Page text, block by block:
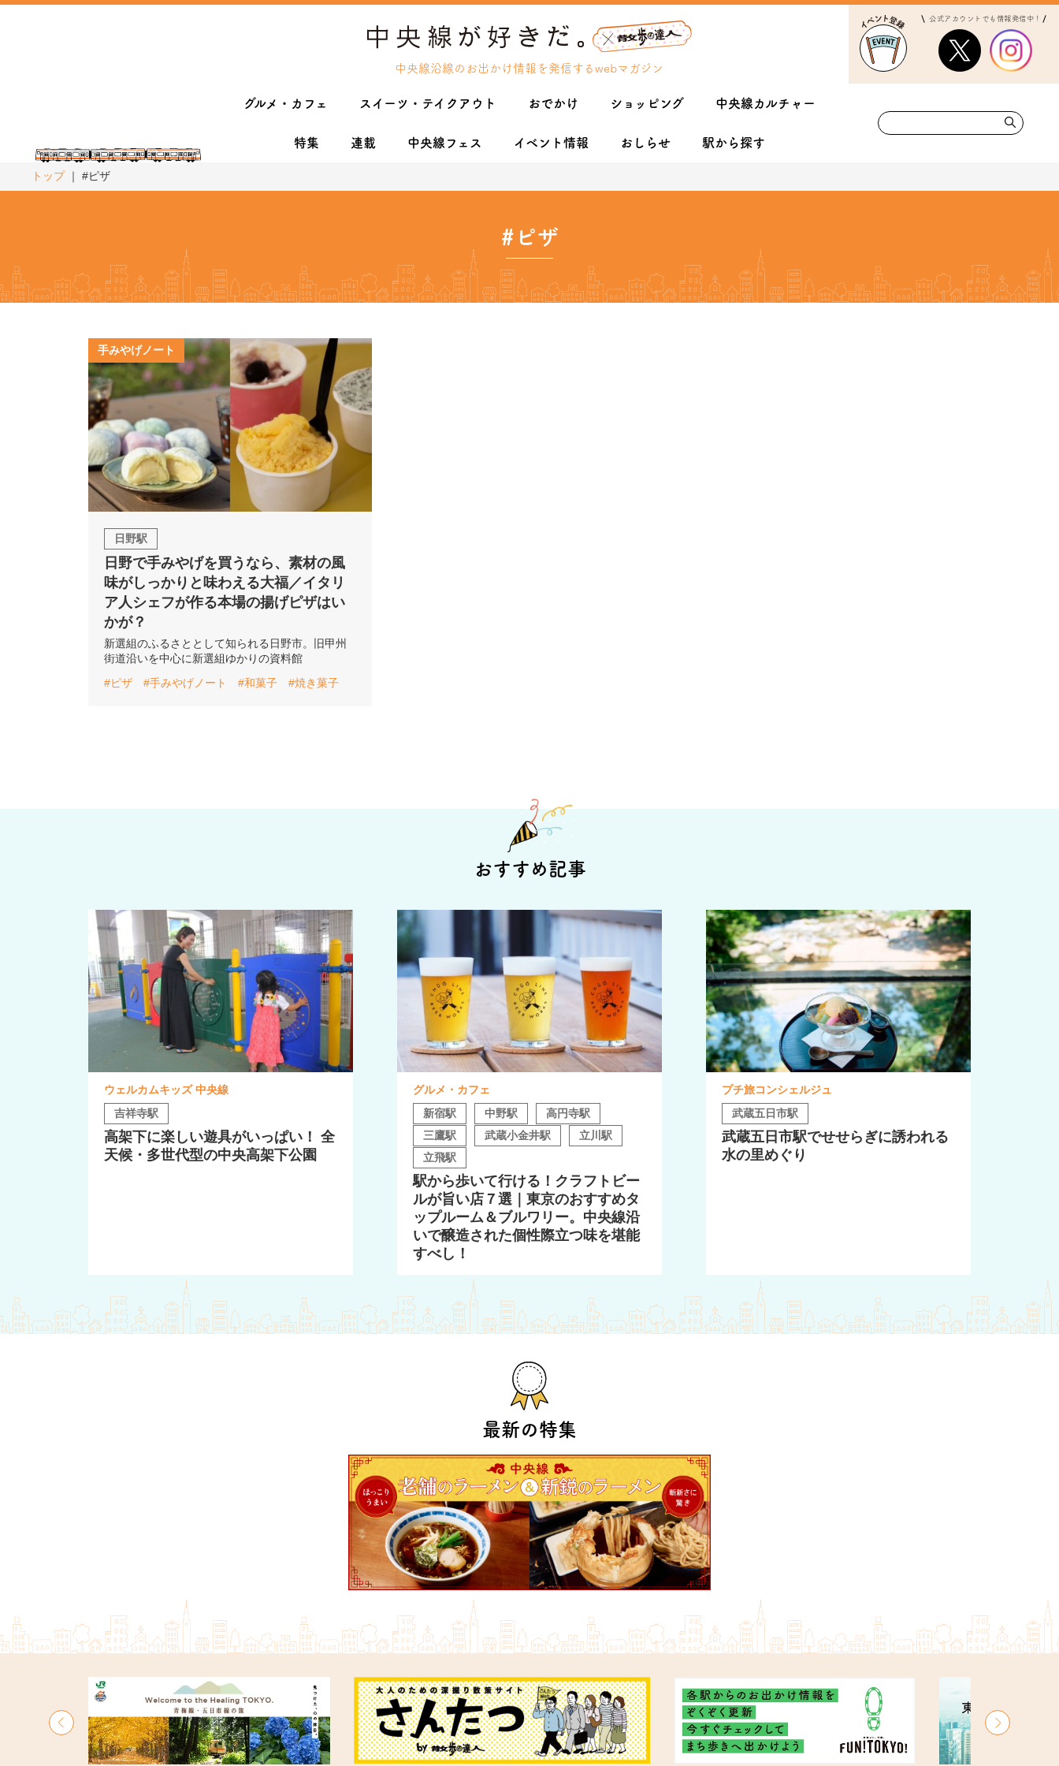
中央線沿線のお出かけ情報を発信するwebマガジン
公式アカウントでも情報発信中！
グルメ・カフェ スイーツ・テイクアウト おでかけ ショッピング 中央線カルチャー
特集 連載 中央線フェス イベント情報 おしらせ 駅から探す
トップ #ピザ
#ピザ
手みやげノート
日野駅
日野で手みやげを買うなら、素材の風
味がしっかりと味わえる大福／イタリ
ア人シェフが作る本場の揚げピザはい
かが？
新選組のふるさととして知られる日野市。旧甲州
街道沿いを中心に新選組ゆかりの資料館
#ピザ
#手みやげノート #和菓子 #焼き菓子
おすすめ記事
ウェルカムキッズ 中央線
吉祥寺駅
高架下に楽しい遊具がいっぱい！ 全
天候・多世代型の中央高架下公園
グルメ・カフェ
新宿駅
中野駅
高円寺駅
三鷹駅
武蔵小金井駅
立川駅
立飛駅
駅から歩いて行ける！クラフトビー
ルが旨い店７選｜東京のおすすめタ
ップルーム＆ブルワリー。中央線沿
いで醸造された個性際立つ味を堪能
すべし！
プチ旅コンシェルジュ
武蔵五日市駅
武蔵五日市駅でせせらぎに誘われる
水の里めぐり
最新の特集